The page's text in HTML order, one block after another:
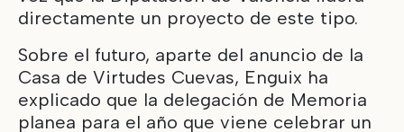
directamente un proyecto de este tipo.
Sobre el futuro, aparte del anuncio de la
Casa de Virtudes Cuevas, Enguix ha
explicado que la delegación de Memoria
planea para el año que viene celebrar un